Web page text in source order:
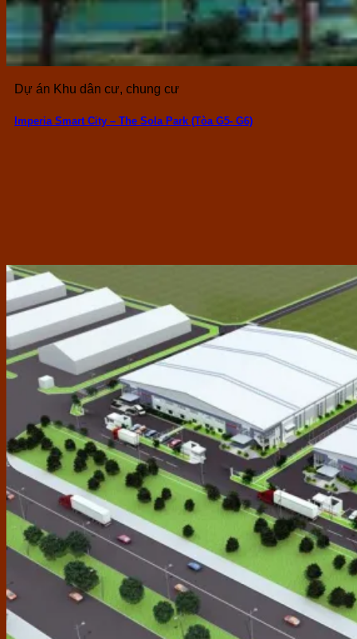
Dự án Khu dân cư, chung cư
Imperia Smart City – The Sola Park (Tòa G5- G6)